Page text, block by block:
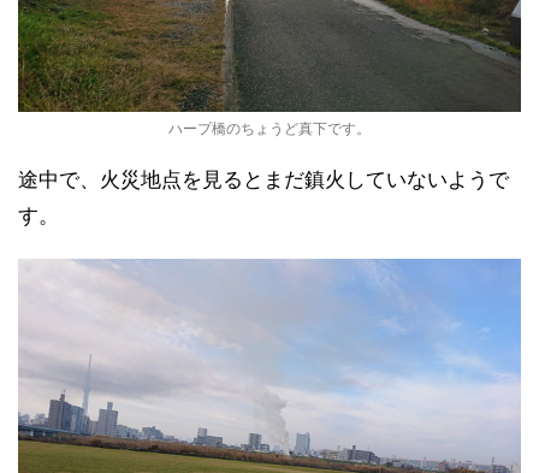
ハープ橋のちょうど真下です。
途中で、火災地点を見るとまだ鎮火していないようで
す。